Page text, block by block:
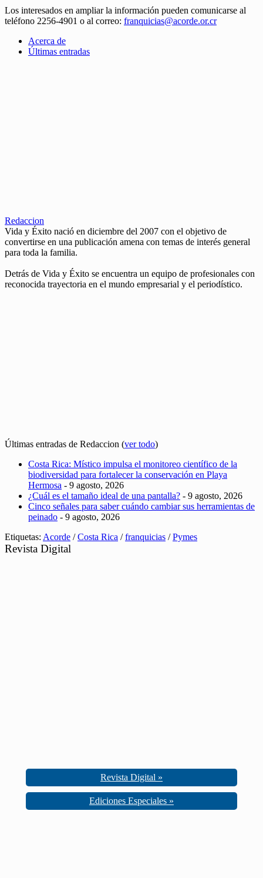
Los interesados en ampliar la información pueden comunicarse al
teléfono 2256-4901 o al correo: franquicias@acorde.or.cr
Acerca de
Últimas entradas
Redaccion
Vida y Éxito nació en diciembre del 2007 con el objetivo de
convertirse en una publicación amena con temas de interés general
para toda la familia.
Detrás de Vida y Éxito se encuentra un equipo de profesionales con
reconocida trayectoria en el mundo empresarial y el periodístico.
Últimas entradas de Redaccion (ver todo)
Costa Rica: Místico impulsa el monitoreo científico de la
biodiversidad para fortalecer la conservación en Playa
Hermosa - 9 agosto, 2026
¿Cuál es el tamaño ideal de una pantalla? - 9 agosto, 2026
Cinco señales para saber cuándo cambiar sus herramientas de
peinado - 9 agosto, 2026
Etiquetas: Acorde /Costa Rica /franquicias /Pymes
Revista Digital
Revista Digital »
Ediciones Especiales »